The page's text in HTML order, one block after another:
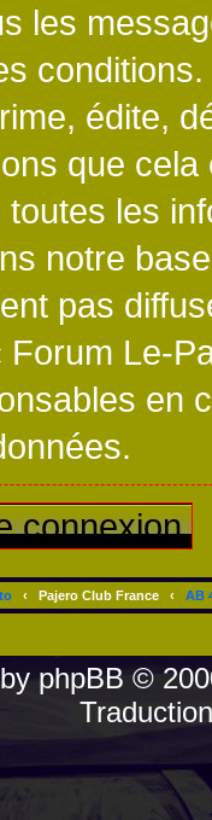
les
édite,
que cela
les
notre
pas
Le-
en
connexion
‹ Pajero Club France ‹ AB
byphpBB©